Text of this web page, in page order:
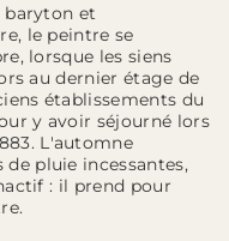
baryton et
le peintre se
lorsque les siens
au dernier étage de
établissements du
y avoir séjourné lors
L'automne
pluie incessantes,
: il prend pour